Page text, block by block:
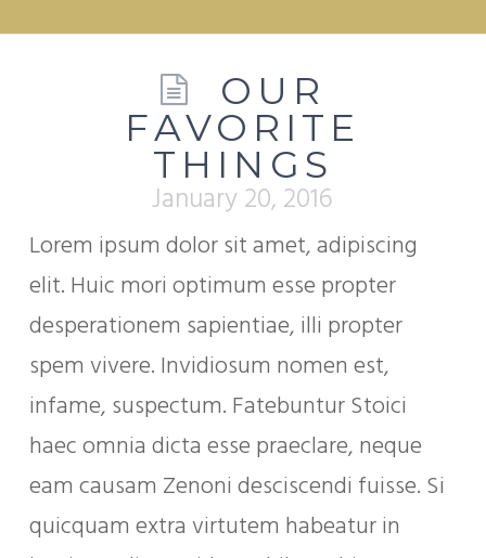
OUR
FAVORITE
THINGS
January 20, 2016
Lorem ipsum dolor sit amet, adipiscing
elit. Huic mori optimum esse propter
desperationem sapientiae, illi propter
spem vivere. Invidiosum nomen est,
infame, suspectum. Fatebuntur Stoici
haec omnia dicta esse praeclare, neque
eam causam Zenoni desciscendi fuisse. Si
quicquam extra virtutem habeatur in